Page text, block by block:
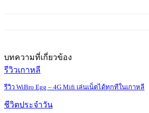
บทความที่เกี่ยวข้อง
รีวิวเกาหลี
รีวิว WiBro Egg – 4G Mifi เล่นเน็ตได้ทุกทีในเกาหลี
ชีวิตประจำวัน